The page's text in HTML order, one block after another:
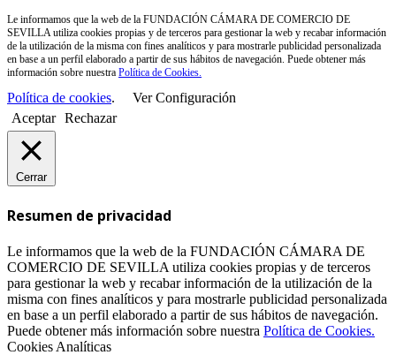
Le informamos que la web de la FUNDACIÓN CÁMARA DE COMERCIO DE
SEVILLA utiliza cookies propias y de terceros para gestionar la web y recabar información
de la utilización de la misma con fines analíticos y para mostrarle publicidad personalizada
en base a un perfil elaborado a partir de sus hábitos de navegación. Puede obtener más
información sobre nuestra Política de Cookies.
Política de cookies.
Ver Configuración
Aceptar Rechazar
Cerrar
Resumen de privacidad
Le informamos que la web de la FUNDACIÓN CÁMARA DE
COMERCIO DE SEVILLA utiliza cookies propias y de terceros
para gestionar la web y recabar información de la utilización de la
misma con fines analíticos y para mostrarle publicidad personalizada
en base a un perfil elaborado a partir de sus hábitos de navegación.
Puede obtener más información sobre nuestra Política de Cookies.
Cookies Analíticas